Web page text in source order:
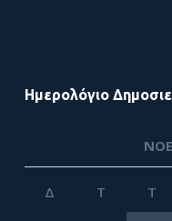
Ημερολόγιο
Δ Τ Τ